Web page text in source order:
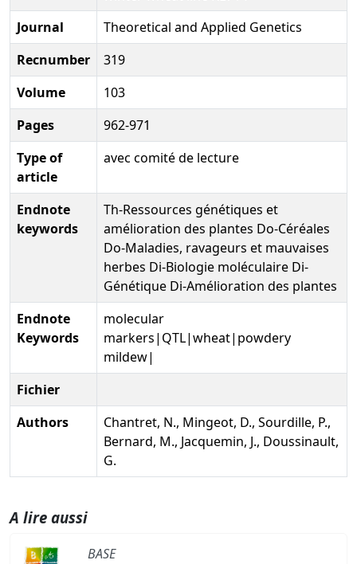
Journal
Theoretical and Applied Genetics
Recnumber
319
Volume
103
Pages
962-971
Type of
article
avec comité de lecture
Endnote
keywords
Th-Ressources génétiques et
amélioration des plantes Do-Céréales
Do-Maladies, ravageurs et mauvaises
herbes Di-Biologie moléculaire Di-
Génétique Di-Amélioration des plantes
Endnote
Keywords
molecular
markers|QTL|wheat|powdery
mildew|
Fichier
Authors
Chantret, N., Mingeot, D., Sourdille, P.,
Bernard, M., Jacquemin, J., Doussinault,
G.
A lire aussi
BASE